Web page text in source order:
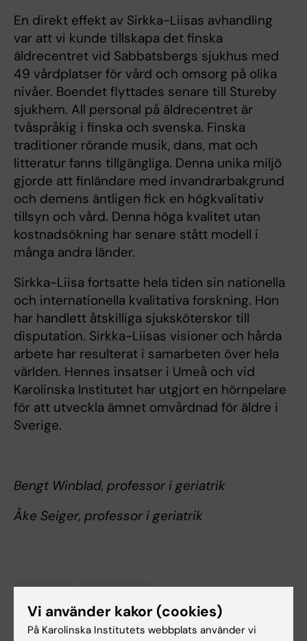
En direkt effekt av Sirkka-Liisas avhandling
var att vi kunde tillskapa det finska
äldrecentret vid Sabbatsbergs sjukhus med
49 vårdplatser för vård och omsorg på olika
nivåer. Boendet flyttades senare till Stureby
sjukhem. All personal på äldrecentret är
tvåspråkig i finska och svenska. Finska
traditioner rörande musik, dans, mat och
litteratur fanns tillgängliga. Denna unika miljö
gjorde att finländare med invandrarbakgrund
och demens äntligen fick en högkvalitativ
tillsyn och vård. Denna höga kvalitet utan
kostnadsökning har senare stått modell i
många andra länder.
Sirkka-Liisa fortsatte hela tiden sin nationella
och internationella kvalitativa forskning. Hon
har handlett åtskilliga sjuksköterskor till
disputation. Sirkka-Liisas visioner och hårda
arbete har resulterat i samarbeten över hela
världen. Hennes insatser i Umeå och vid
Karolinska Institutet har utgjort en hörnpelare
för att utveckla ämnet omvårdnad för äldre i
Sverige.
Bengt Winblad, professor i geriatrik
Åke Seiger, professor i geriatrik
Tags
Vi använder kakor (cookies)
På Karolinska Institutets webbplats använder vi